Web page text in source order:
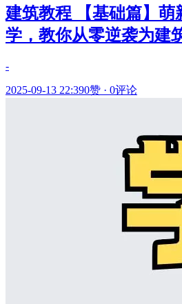
建筑教程 【基础篇】萌
学，教你从零逆袭为建
-
2025-09-13 22:390赞 · 0评论